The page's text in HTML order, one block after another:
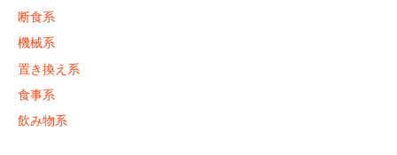
断食系
機械系
置き換え系
食事系
飲み物系